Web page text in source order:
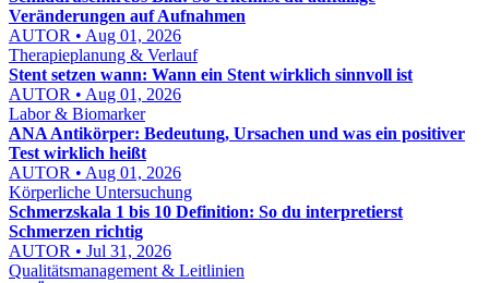
Veränderungen auf Aufnahmen
AUTOR • Aug 01, 2026
Therapieplanung & Verlauf
Stent setzen wann: Wann ein Stent wirklich sinnvoll ist
AUTOR • Aug 01, 2026
Labor & Biomarker
ANA Antikörper: Bedeutung, Ursachen und was ein positiver
Test wirklich heißt
AUTOR • Aug 01, 2026
Körperliche Untersuchung
Schmerzskala 1 bis 10 Definition: So du interpretierst
Schmerzen richtig
AUTOR • Jul 31, 2026
Qualitätsmanagement & Leitlinien